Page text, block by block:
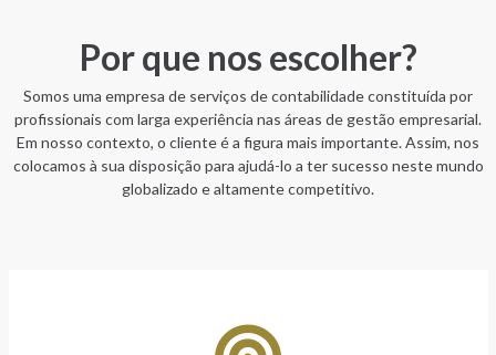
Por que nos escolher?
Somos uma empresa de serviços de contabilidade constituída por
profissionais com larga experiência nas áreas de gestão empresarial.
Em nosso contexto, o cliente é a figura mais importante. Assim, nos
colocamos à sua disposição para ajudá-lo a ter sucesso neste mundo
globalizado e altamente competitivo.